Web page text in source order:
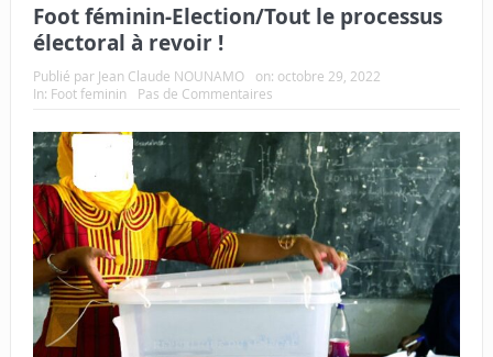
Foot féminin-Election/Tout le processus
électoral à revoir !
Publié par Jean Claude NOUNAMO on: octobre 29, 2022
In: Foot feminin Pas de Commentaires